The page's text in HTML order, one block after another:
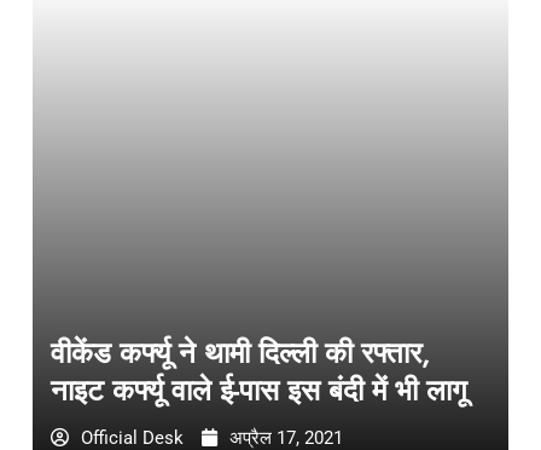
वीकेंड कर्फ्यू ने थामी दिल्ली की रफ्तार,
नाइट कर्फ्यू वाले ई-पास इस बंदी में भी लागू
Official Desk अप्रैल 17, 2021